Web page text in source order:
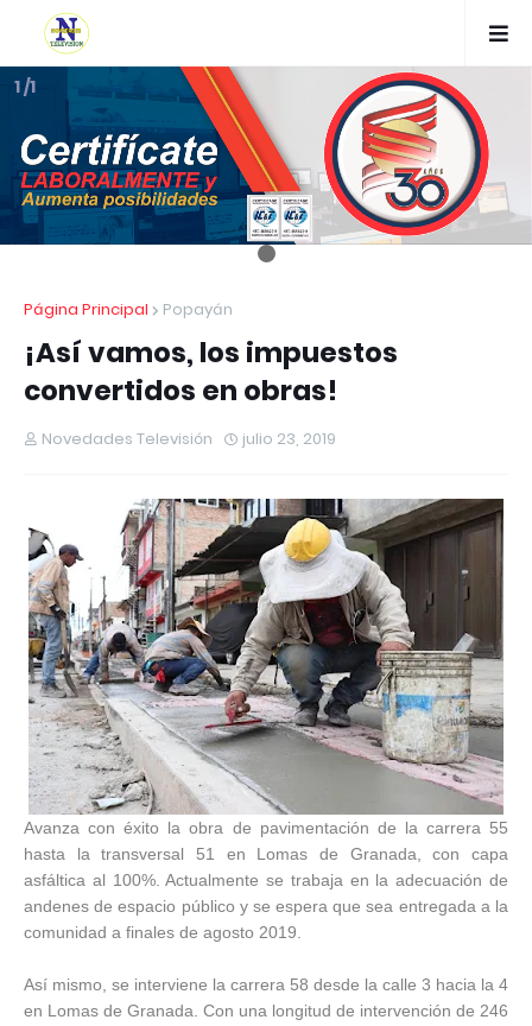
1 /1
Página Principal Popayán
¡Así vamos, los impuestos
convertidos en obras!
Novedades Televisión julio 23, 2019
Avanza con éxito la obra de pavimentación de la carrera 55
hasta la transversal 51 en Lomas de Granada, con capa
asfáltica al 100%. Actualmente se trabaja en la adecuación de
andenes de espacio público y se espera que sea entregada a la
comunidad a finales de agosto 2019.
Así mismo, se interviene la carrera 58 desde la calle 3 hacia la 4
en Lomas de Granada. Con una longitud de intervención de 246